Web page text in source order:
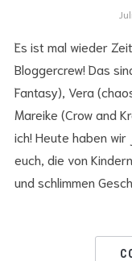
Es ist mal wieder
Bloggercrew! Das
Fantasy), Vera
Mareike (Crow and
ich! Heute haben
euch, die von
und schlimmen